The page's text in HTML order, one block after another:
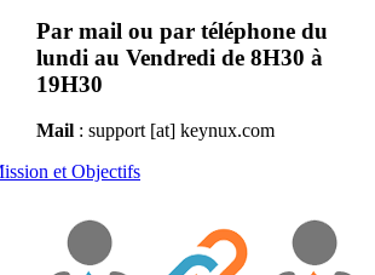
Par mail ou par téléphone du
lundi au Vendredi de 8H30 à
19H30
Mail : support [at] keynux.com
et Objectifs